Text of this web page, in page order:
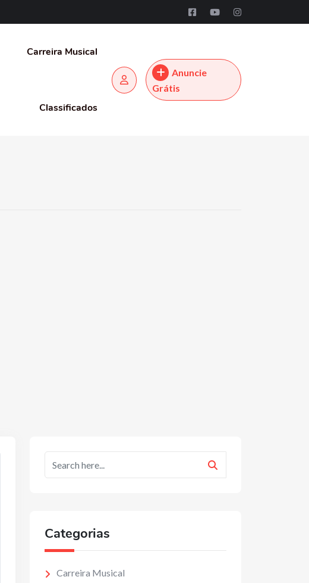
Carreira Musical
Classificados
Anuncie
Grátis
Categorias
Carreira Musical